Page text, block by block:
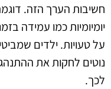
חשיבות הערך הזה.
יומיומיות כמו עמידה
על טעויות. ילדים
נוטים לחקות את
לכך.